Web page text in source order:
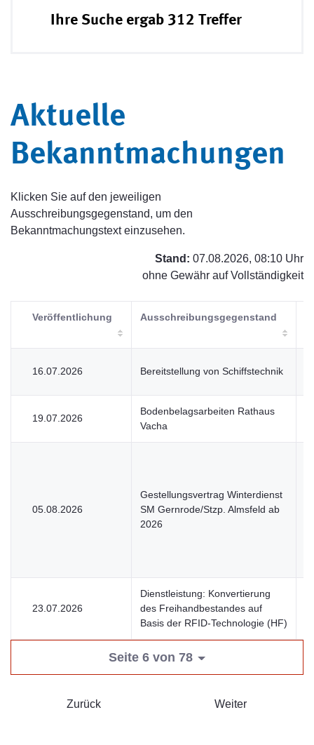
Ihre Suche ergab 312 Treffer
Aktuelle
Bekanntmachungen
Klicken Sie auf den jeweiligen
Ausschreibungsgegenstand, um den
Bekanntmachungstext einzusehen.
Stand: 07.08.2026, 08:10 Uhr
ohne Gewähr auf Vollständigkeit
Veröffentlichung Ausschreibungsgegenstand
16.07.2026 Bereitstellung von Schiffstechnik
19.07.2026
Bodenbelagsarbeiten Rathaus
Vacha
05.08.2026
Gestellungsvertrag Winterdienst
SM Gernrode/Stzp. Almsfeld ab
2026
23.07.2026
Dienstleistung: Konvertierung
des Freihandbestandes auf
Basis der RFID-Technologie (HF)
Seite 6 von 78
Zurück Weiter